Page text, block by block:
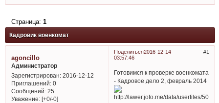
Кадровик военкомат
Страница: 1
Поделиться 1
2016-12-14
03:57:46
agoncillo
Администратор
Зарегистрирован: 2016-12-12
Приглашений:0
Сообщений:25
Уважение: [+0/-0]
Готовимся к проверке военкомата
- Кадровое дело 2, февраль 2014